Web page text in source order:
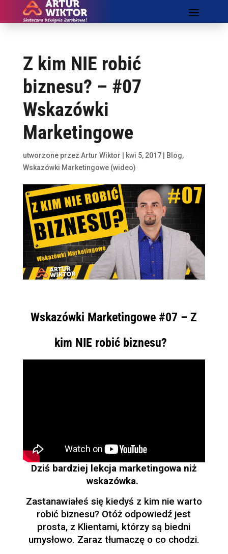
Z kim NIE robić
biznesu? – #07
Wskazówki
Marketingowe
utworzone przez Artur Wiktor kwi 5, 2017| Blog,
Wskazówki Marketingowe (wideo)
Wskazówki Marketingowe #07 – Z
kim NIE robić biznesu?
Dziś bardziej lekcja marketingowa niż
wskazówka.
Zastanawiałeś się kiedyś z kim nie warto
robić biznesu? Otóż odpowiedź jest
prosta, z Klientami, którzy są biedni
umysłowo. Zaraz tłumaczę o co chodzi.